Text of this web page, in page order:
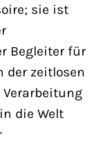
sie ist
Begleiter für
der zeitlosen
die Welt